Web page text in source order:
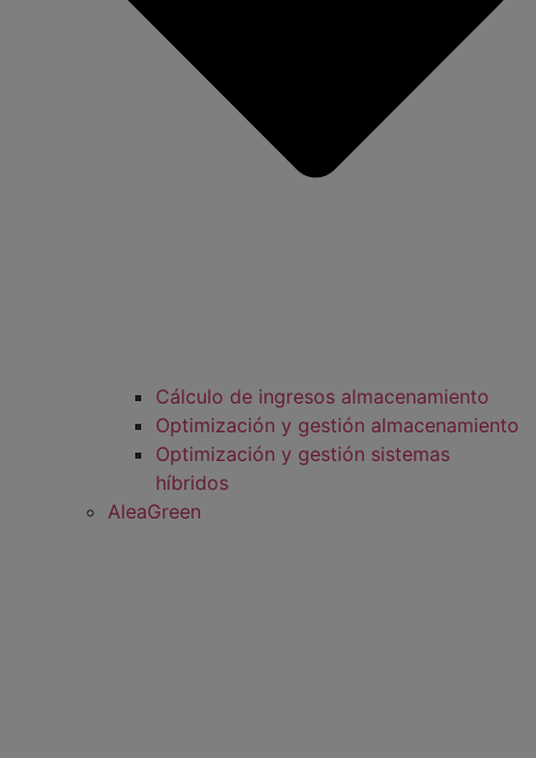
Cálculo de ingresos almacenamiento
Optimización y gestión almacenamiento
Optimización y gestión sistemas
híbridos
AleaGreen